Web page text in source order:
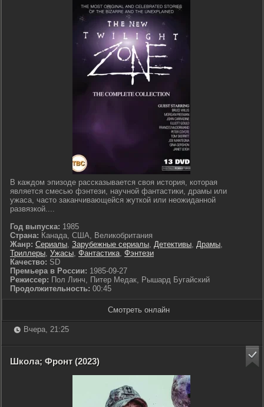
В каждом эпизоде рассказывается своя история, которая
является смесью фэнтези, научной фантастики, драмы или
ужаса, часто заканчивающейся жуткой или неожиданной
развязкой....
Год выпуска: 1985
Страна: Канада, США, Великобритания
Жанр: Сериалы, Зарубежные сериалы, Детективы, Драмы,
Триллеры, Ужасы, Фантастика, Фэнтези
Качество: SD
Премьера в России: 1985-09-27
Режиссер: Пол Линч, Питер Медак, Рышард Бугайский
Продолжительность: 00:45
Смотреть онлайн
Вчера, 21:25
Школа; Фронт (2023)